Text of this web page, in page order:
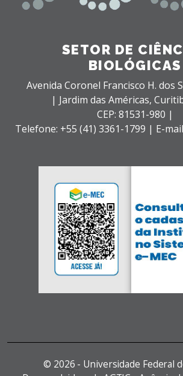
SETOR DE
BIOLÓGICAS
Avenida Coronel Francisco H. dos
| Jardim das Américas,
CEP: 81531-980 |
Telefone: +55 (41) 3361-1799 | E-
© 2026 - Universidade Federal